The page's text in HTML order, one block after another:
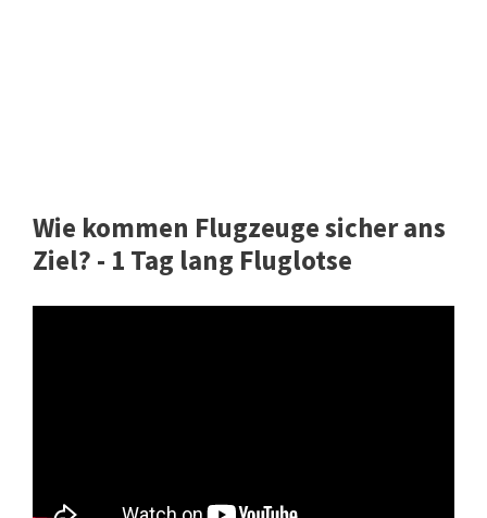
Wie kommen Flugzeuge sicher ans
Ziel? - 1 Tag lang Fluglotse